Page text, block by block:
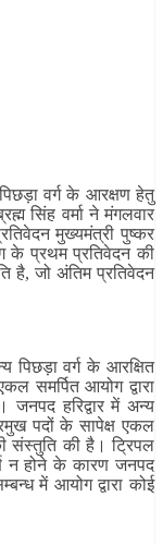
वर्ग के आरक्षण हेतु
सिंह वर्मा ने मंगलवार
मुख्यमंत्री पुष्कर
के प्रथम प्रतिवेदन की
है, जो अंतिम प्रतिवेदन
पिछड़ा वर्ग के आरक्षित
समर्पित आयोग द्वारा
हरिद्वार में अन्य
पदों के सापेक्ष एकल
संस्तुति की है। ट्रिपल
न होने के कारण जनपद
में आयोग द्वारा कोई